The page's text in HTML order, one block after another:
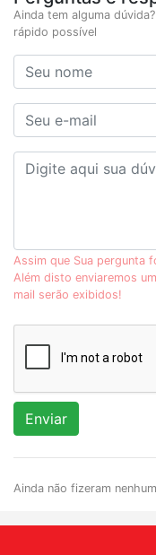
Ainda tem alguma
rápido possível
Assim que Sua pergunta
Além disto enviaremos
mail serão exibidos!
Enviar
Ainda não fizeram